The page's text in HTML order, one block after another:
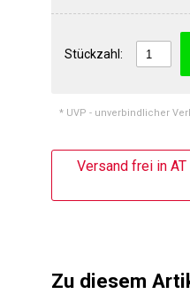
Stückzahl:
* UVP - unverbindlicher
Versand frei in
Zu diesem